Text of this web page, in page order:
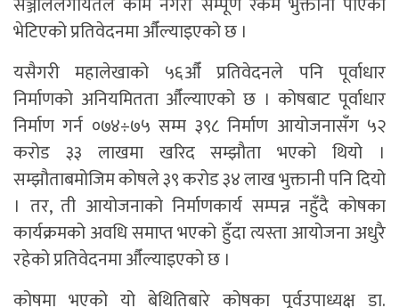
भेटिएको प्रतिवेदनमा औँल्याइएको छ ।
यसैगरी महालेखाको ५६औँ प्रतिवेदनले पनि पूर्वाधार
निर्माणको अनियमितता औँल्याएको छ । कोषबाट पूर्वाधार
निर्माण गर्न ०७४÷७५ सम्म ३९८ निर्माण आयोजनासँग ५२
करोड ३३ लाखमा खरिद सम्झौता भएको थियो ।
सम्झौताबमोजिम कोषले ३९ करोड ३४ लाख भुक्तानी पनि दियो
। तर, ती आयोजनाको निर्माणकार्य सम्पन्न नहुँदै कोषका
कार्यक्रमको अवधि समाप्त भएको हुँदा त्यस्ता आयोजना अधुरै
रहेको प्रतिवेदनमा औँल्याइएको छ ।
कोषमा भएको यो बेथितिबारे कोषका पूर्वउपाध्यक्ष डा.